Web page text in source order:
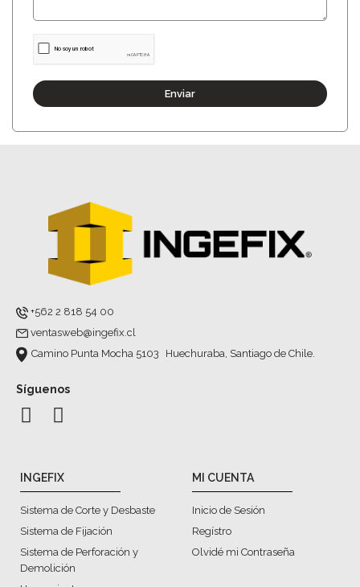
Enviar
+562 2 818 54 00
ventasweb@ingefix.cl
Camino Punta Mocha 5103 Huechuraba, Santiago de Chile.
Síguenos
INGEFIX
Sistema de Corte y Desbaste
Sistema de Fijación
Sistema de Perforación y
Demolición
MI CUENTA
Inicio de Sesión
Regístro
Olvidé mi Contraseña